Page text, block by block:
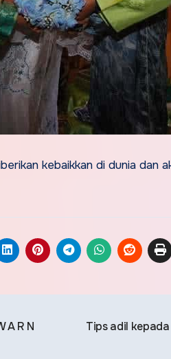
kebaikkan di dunia dan
A R N
Tips adil